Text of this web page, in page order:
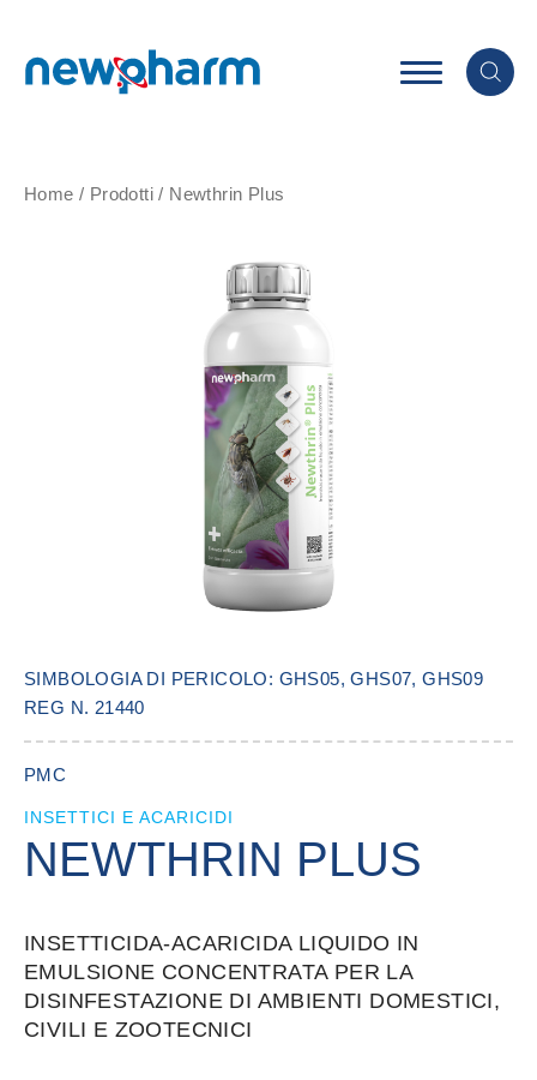
Home / Prodotti / Newthrin Plus
SIMBOLOGIA DI PERICOLO: GHS05, GHS07, GHS09
REG N. 21440
PMC
INSETTICI E ACARICIDI
NEWTHRIN PLUS
INSETTICIDA-ACARICIDA LIQUIDO IN
EMULSIONE CONCENTRATA PER LA
DISINFESTAZIONE DI AMBIENTI DOMESTICI,
CIVILI E ZOOTECNICI